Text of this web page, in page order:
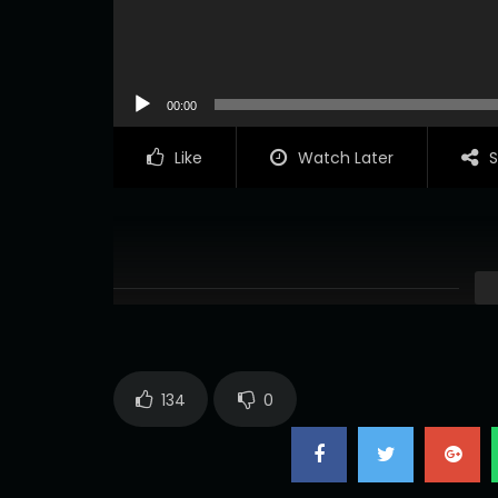
00:00
Like Watch Later
134 0